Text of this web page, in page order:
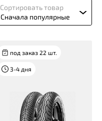
Сортировать товар
Сначала популярные
под заказ 22 шт.
3-4 дня